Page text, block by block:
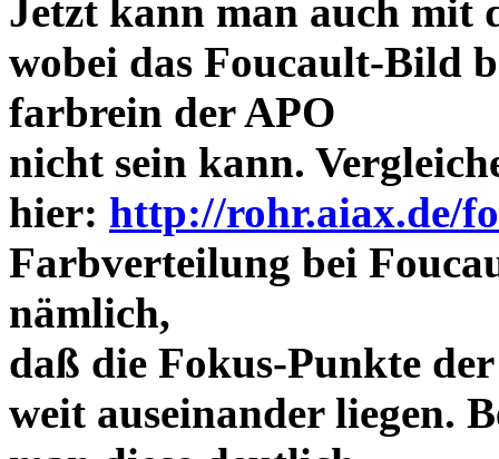
Jetzt kann man auch mit
wobei das Foucault-Bild
farbrein der APO
nicht sein kann.
hier: http://rohr.aiax.de/
Farbverteilung bei
nämlich,
daß die Fokus-Punkte
weit auseinander liegen.